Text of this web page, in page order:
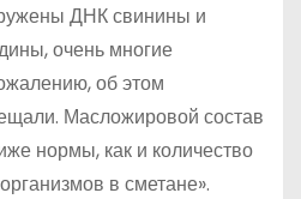
ДНК свинины и
очень многие
об этом
Масложировой состав
нормы, как и количество
в сметане».